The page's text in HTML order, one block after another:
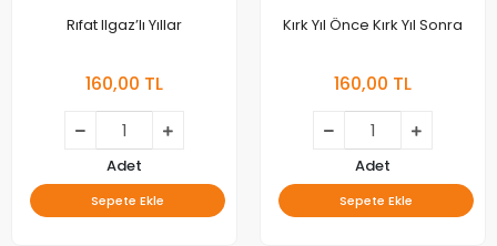
Rıfat Ilgaz’lı Yıllar
160,00 TL
Adet
Sepete Ekle
Kırk Yıl Önce Kırk Yıl Sonra
160,00 TL
Adet
Sepete Ekle